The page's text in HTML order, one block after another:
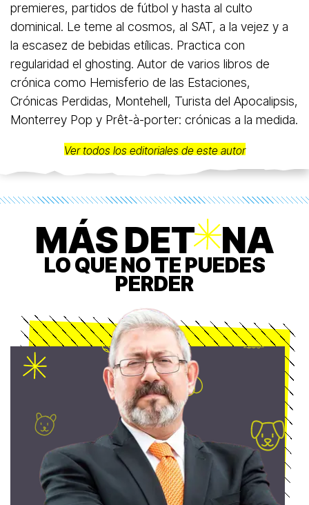
premieres, partidos de fútbol y hasta al culto
dominical. Le teme al cosmos, al SAT, a la vejez y a
la escasez de bebidas etílicas. Practica con
regularidad el ghosting. Autor de varios libros de
crónica como Hemisferio de las Estaciones,
Crónicas Perdidas, Montehell, Turista del Apocalipsis,
Monterrey Pop y Prêt-à-porter: crónicas a la medida.
Ver todos los editoriales de este autor
MÁS DETONA
LO QUE NO TE PUEDES
PERDER